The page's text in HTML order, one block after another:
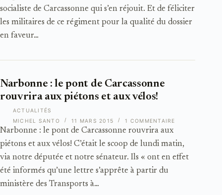
socialiste de Carcassonne qui s’en réjouit. Et de féliciter
les militaires de ce régiment pour la qualité du dossier
en faveur…
ACTUALITÉS
Narbonne : le pont de Carcassonne
rouvrira aux piétons et aux vélos!
Narbonne : le pont de Carcassonne rouvrira aux
piétons et aux vélos! C’était le scoop de lundi matin,
via notre députée et notre sénateur. Ils « ont en effet
été informés qu’une lettre s’apprête à partir du
ministère des Transports à…
MICHEL SANTO 11 MARS 2015 1 COMMENTAIRE